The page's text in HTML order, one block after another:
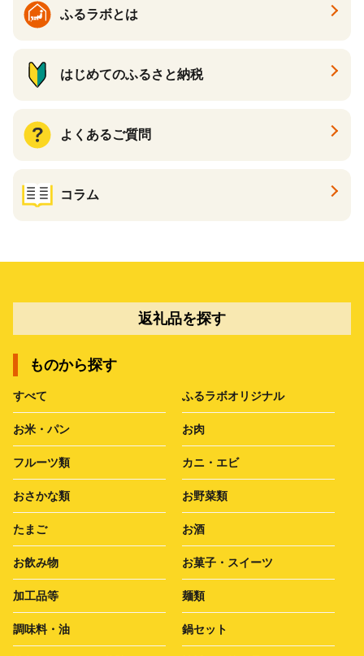
ふるラボとは
はじめてのふるさと納税
よくあるご質問
コラム
返礼品を探す
ものから探す
すべて ふるラボオリジナル
お米・パン お肉
フルーツ類 カニ・エビ
おさかな類 お野菜類
たまご お酒
お飲み物 お菓子・スイーツ
加工品等 麺類
調味料・油 鍋セット